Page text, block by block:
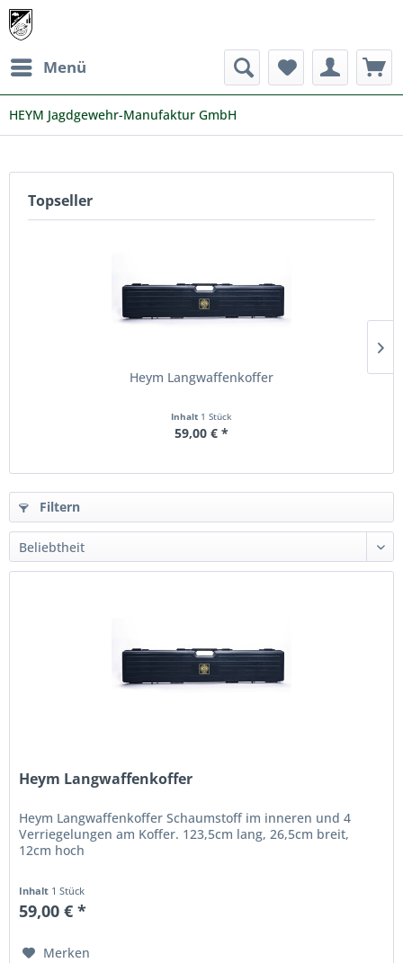
Menü
HEYM Jagdgewehr-Manufaktur GmbH
Topseller
Heym Langwaffenkoffer
Inhalt 1 Stück
59,00 € *
Filtern
Heym Langwaffenkoffer
Heym Langwaffenkoffer Schaumstoff im inneren und 4
Verriegelungen am Koffer. 123,5cm lang, 26,5cm breit,
12cm hoch
Inhalt 1 Stück
59,00 € *
Merken